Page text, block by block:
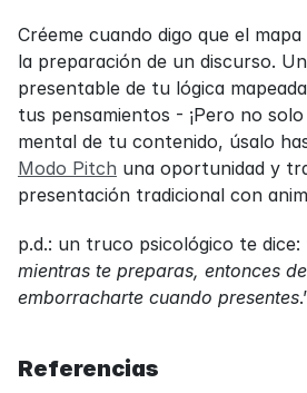
Créeme cuando digo que el
la preparación de un discurso.
presentable de tu lógica
tus pensamientos - ¡Pero no
Modo Pitch una oportunidad y
presentación tradicional con
p.d.: un truco psicológico te dice:
mientras te preparas, entonces
emborracharte cuando presentes
Referencias